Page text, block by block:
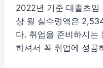
2022년 기준 대졸초
상 월 실수령액은
다. 취업을 준비하시는
하셔서 꼭 취업에 성공